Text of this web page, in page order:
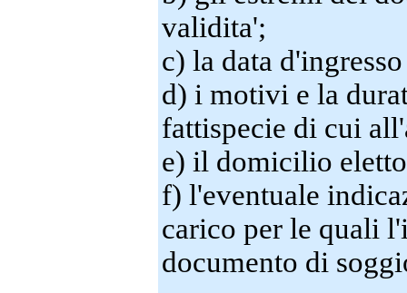
validita';
c) la data
d) i motivi e la
fattispecie di cui
e) il domicilio
f) l'eventuale
carico per le quali
documento di